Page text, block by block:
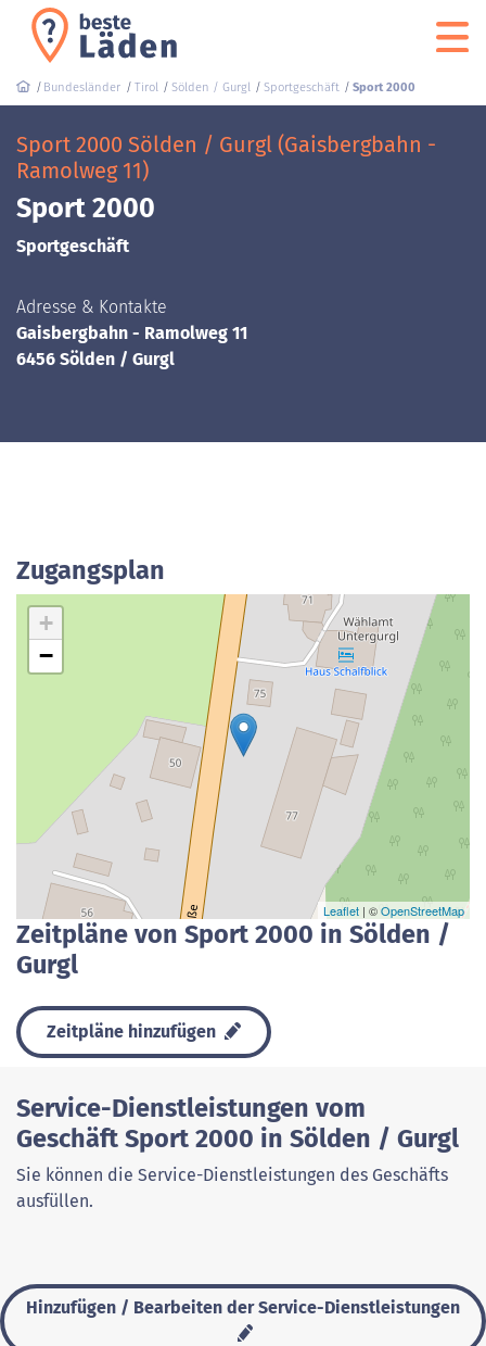
Bundesländer Tirol Sölden / Gurgl Sportgeschäft Sport 2000
Sport 2000 Sölden / Gurgl (Gaisbergbahn -
Ramolweg 11)
Sport 2000
Sportgeschäft
Adresse & Kontakte
Gaisbergbahn - Ramolweg 11
6456 Sölden / Gurgl
Zugangsplan
+
−
Leaflet | ©OpenStreetMap
Zeitpläne von Sport 2000 in Sölden /
Gurgl
Zeitpläne hinzufügen
Service-Dienstleistungen vom
Geschäft Sport 2000 in Sölden / Gurgl
Sie können die Service-Dienstleistungen des Geschäfts
ausfüllen.
Hinzufügen / Bearbeiten der Service-Dienstleistungen